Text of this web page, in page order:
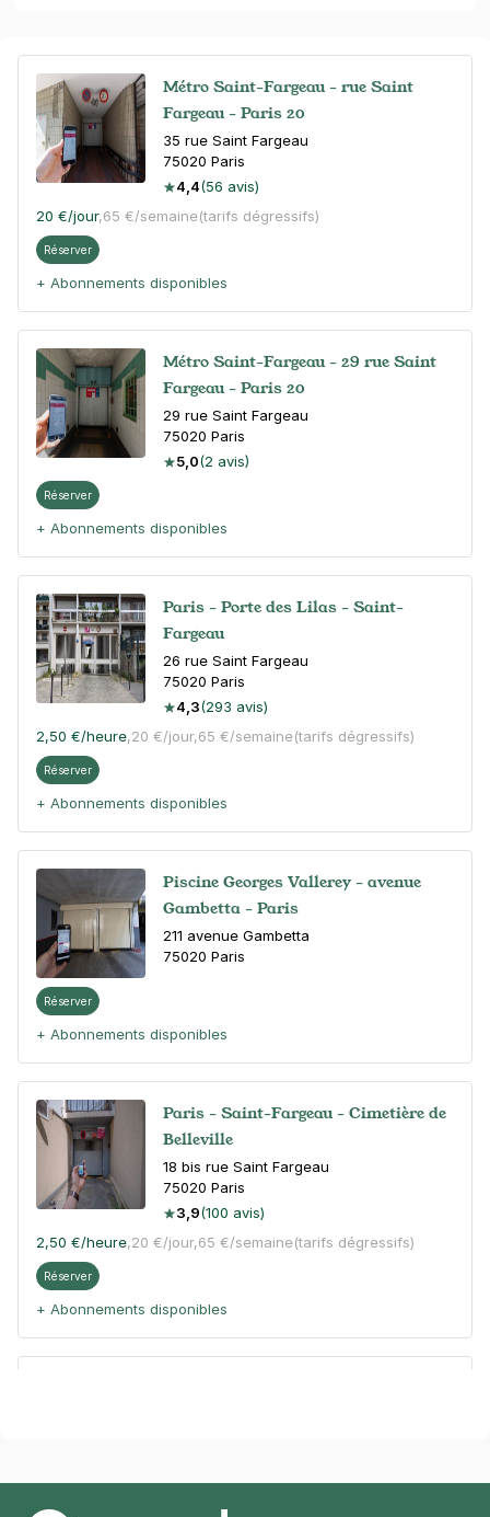
Métro Saint-Fargeau - rue Saint
Fargeau - Paris 20
35 rue Saint Fargeau
75020 Paris
4,4(56 avis)
20 €/jour,65 €/semaine(tarifs dégressifs)
Réserver
+ Abonnements disponibles
Métro Saint-Fargeau - 29 rue Saint
Fargeau - Paris 20
29 rue Saint Fargeau
75020 Paris
5,0(2 avis)
Réserver
+ Abonnements disponibles
Paris - Porte des Lilas - Saint-
Fargeau
26 rue Saint Fargeau
75020 Paris
4,3(293 avis)
2,50 €/heure,20 €/jour,65 €/semaine(tarifs dégressifs)
Réserver
+ Abonnements disponibles
Piscine Georges Vallerey - avenue
Gambetta - Paris
211 avenue Gambetta
75020 Paris
Réserver
+ Abonnements disponibles
Paris - Saint-Fargeau - Cimetière de
Belleville
18 bis rue Saint Fargeau
75020 Paris
3,9(100 avis)
2,50 €/heure,20 €/jour,65 €/semaine(tarifs dégressifs)
Réserver
+ Abonnements disponibles